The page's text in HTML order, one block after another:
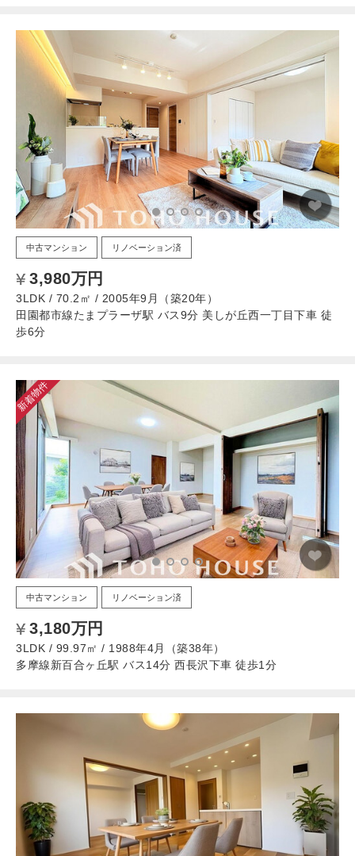
中古マンション リノベーション済
3,980万円
3LDK / 70.2㎡ / 2005年9月（築20年）
田園都市線たまプラーザ駅 バス9分 美しが丘西一丁目下車 徒
歩6分
新着物件
中古マンション リノベーション済
3,180万円
3LDK / 99.97㎡ / 1988年4月（築38年）
多摩線新百合ヶ丘駅 バス14分 西長沢下車 徒歩1分